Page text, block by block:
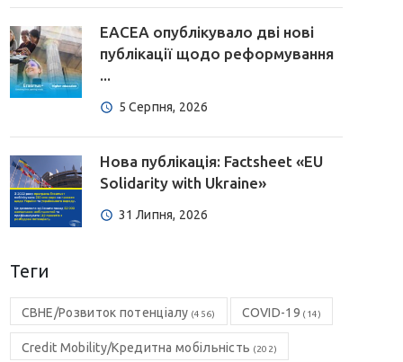
EACEA опублікувало дві нові
публікації щодо реформування
...
5 Серпня, 2026
Нова публікація: Factsheet «EU
Solidarity with Ukraine»
31 Липня, 2026
Теги
CBHE/Розвиток потенціалу (456) COVID-19 (14)
Credit Mobility/Кредитна мобільність (202)